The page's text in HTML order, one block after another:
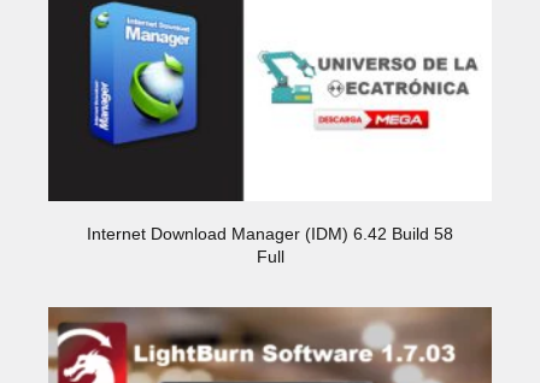
Internet Download Manager (IDM) 6.42 Build 58
Full